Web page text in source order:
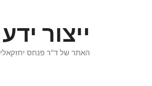
ייצור ידע
האתר של ד"ר פנחס יחזקאלי